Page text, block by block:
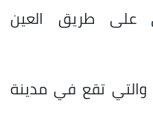
على طريق العين
والتي تقع في مدينة